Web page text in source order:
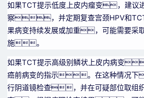
如果TCT提示低度上皮内瘤变，建议
察，并定期复查宫颈HPV和
果病变持续发展或加重，可能需要采
施。
如果TCT提示高级别鳞状上皮内病变
癌前病变的指示。在这种情况下
行阴道镜检查，并在可疑部位取组